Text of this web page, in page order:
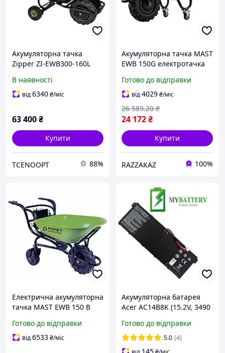
Акумуляторна тачка
Zipper ZI-EWB300-160L
В наявності
від6340₴/міс
63 400₴
Купити
TCENOOPT 88%
Акумуляторна тачка MAST
EWB 150G електротачка
кг 75 л для перевезення
матеріалів
Готово до відправки
від4029₴/міс
24 172₴
26 589.20 ₴
Купити
RAZZAKAZ 100%
Електрична акумуляторна
тачка MAST EWB 150 B
артикул 65-EWB150B
Готово до відправки
від6533₴/міс
Акумуляторна батарея
Acer AC14B8K (15.2V, 3490
Chromebook 11 C730
Aspire ES1-111 Predator
Helios 300
Готово до відправки
5.0 (4)